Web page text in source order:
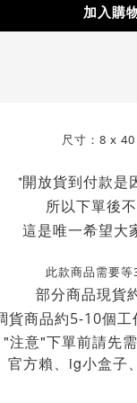
加入購
尺寸：8 x
*開放貨到付款是
所以下單後
這是唯一希望大
此款商品需要
部分商品現貨
貨商品約5-10個工
"注意"下單前請先
官方賴、ig小盒子